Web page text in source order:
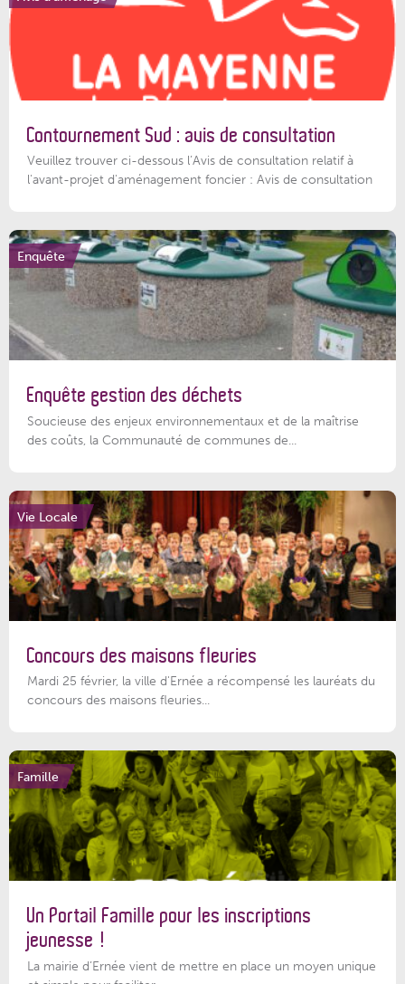
Contournement Sud : avis de consultation
Veuillez trouver ci-dessous l’Avis de consultation relatif à
l'avant-projet d'aménagement foncier : Avis de consultation
Enquête
Enquête gestion des déchets
Soucieuse des enjeux environnementaux et de la maîtrise
des coûts, la Communauté de communes de...
Vie Locale
Concours des maisons fleuries
Mardi 25 février, la ville d'Ernée a récompensé les lauréats du
concours des maisons fleuries...
Famille
Un Portail Famille pour les inscriptions
jeunesse !
La mairie d’Ernée vient de mettre en place un moyen unique